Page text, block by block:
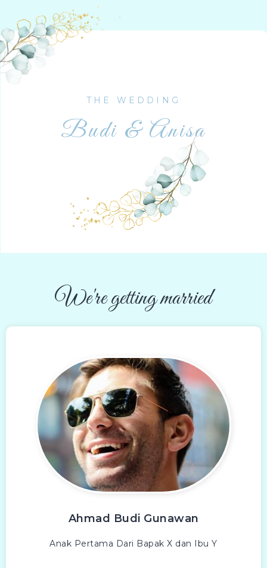
THE WEDDING
Budi & Anisa
We're getting married
Ahmad Budi Gunawan
Anak Pertama Dari Bapak X dan Ibu Y